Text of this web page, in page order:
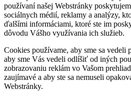
používaní našej Webstránky
sociálnych médií, reklamy a analýzy,
ďalšími informáciami, ktoré ste im
dôvodu Vášho využívania ich služieb.
Cookies používame, aby sme sa vedeli
aby sme Vás vedeli odlíšiť od iných
zobrazovaniu reklám vo Vašom
zaujímavé a aby ste sa nemuseli
Webstránky.